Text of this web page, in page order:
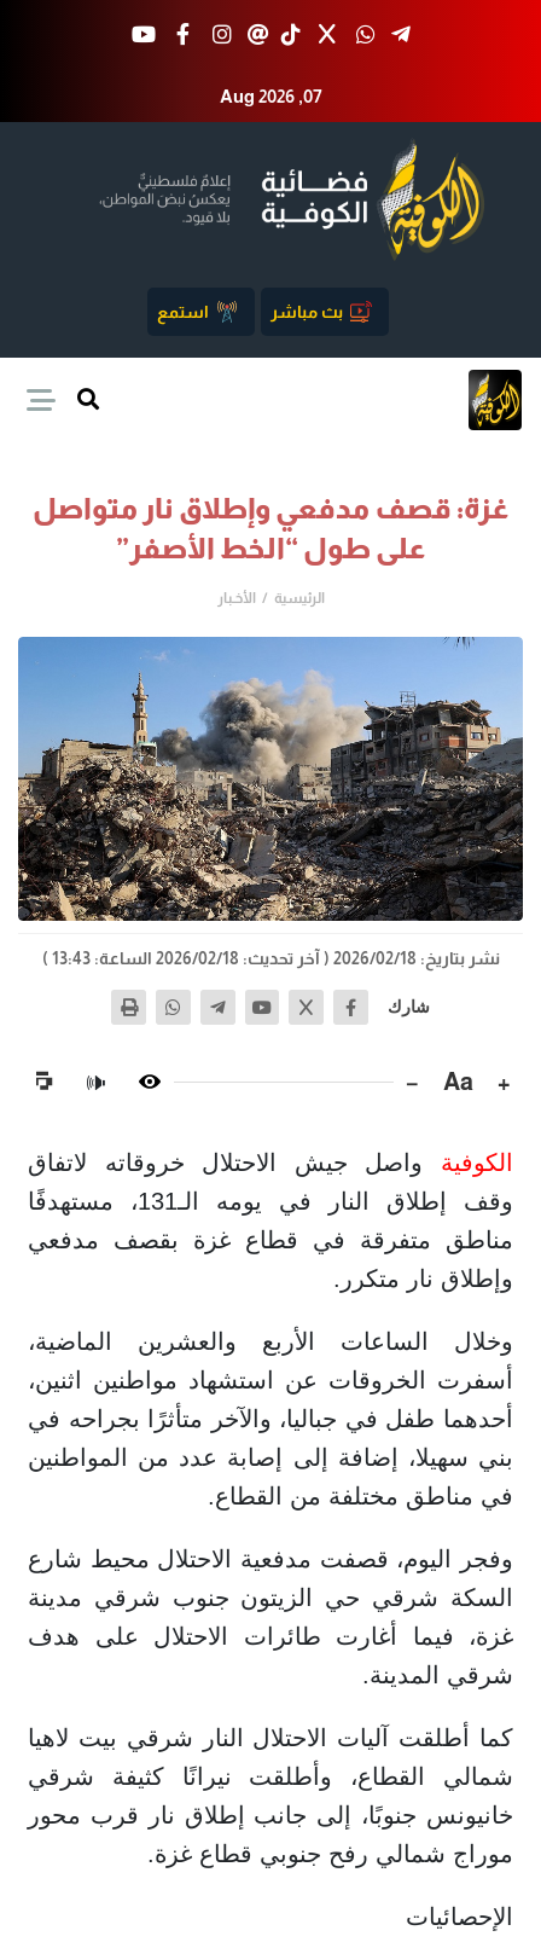
Aug 2026 ,07
بث مباشر استمع
غزة: قصف مدفعي وإطلاق نار متواصل
على طول “الخط الأصفر”
الرئيسية الأخـبار
نشر بتاريخ: 2026/02/18 ( آخر تحديث: 2026/02/18 الساعة: 13:43 )
شارك
+
Aa
−
🔊
الكوفية واصل جيش الاحتلال خروقاته لاتفاق
وقف إطلاق النار في يومه الـ131، مستهدفًا
مناطق متفرقة في قطاع غزة بقصف مدفعي
وإطلاق نار متكرر.
وخلال الساعات الأربع والعشرين الماضية،
أسفرت الخروقات عن استشهاد مواطنين اثنين،
أحدهما طفل في جباليا، والآخر متأثرًا بجراحه في
بني سهيلا، إضافة إلى إصابة عدد من المواطنين
في مناطق مختلفة من القطاع.
وفجر اليوم، قصفت مدفعية الاحتلال محيط شارع
السكة شرقي حي الزيتون جنوب شرقي مدينة
غزة، فيما أغارت طائرات الاحتلال على هدف
شرقي المدينة.
كما أطلقت آليات الاحتلال النار شرقي بيت لاهيا
شمالي القطاع، وأطلقت نيرانًا كثيفة شرقي
خانيونس جنوبًا، إلى جانب إطلاق نار قرب محور
موراج شمالي رفح جنوبي قطاع غزة.
الإحصائيات